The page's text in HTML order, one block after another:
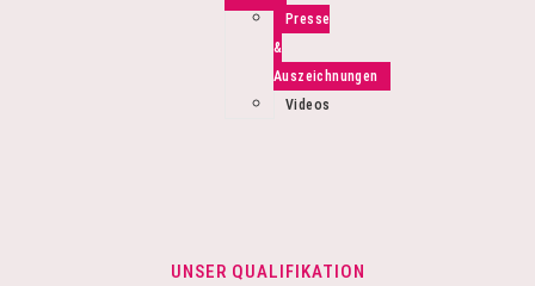
Presse
&
Auszeichnungen
Videos
Auszeichnungen
UNSER QUALIFIKATION